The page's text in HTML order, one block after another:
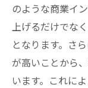
再開発
成功事
再開発
地域全体
のような商業イ
上げるだけでな
となります。さ
が高いことから
います。これに